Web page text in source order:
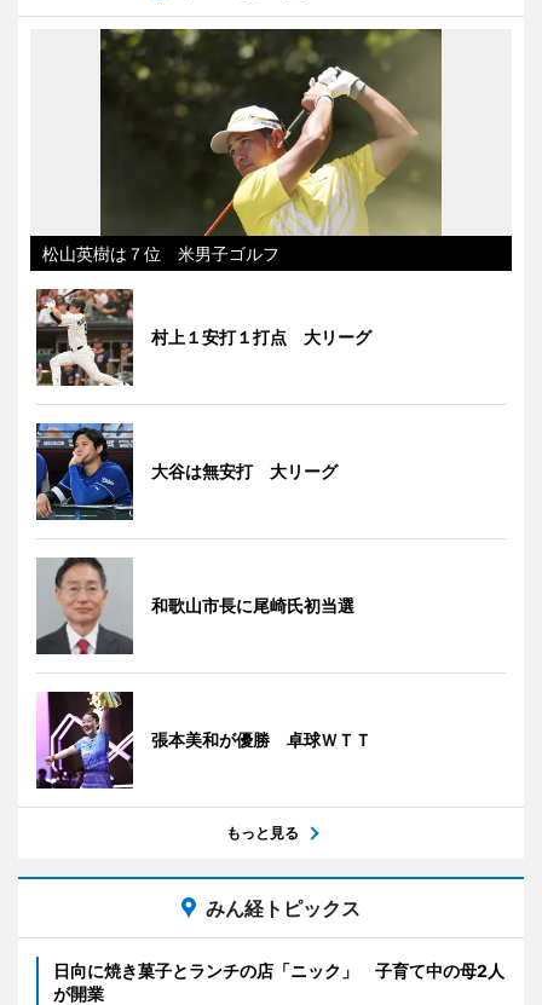
松山英樹は７位 米男子ゴルフ
村上１安打１打点 大リーグ
大谷は無安打 大リーグ
和歌山市長に尾崎氏初当選
張本美和が優勝 卓球ＷＴＴ
もっと見る
みん経トピックス
日向に焼き菓子とランチの店「ニック」 子育て中の母2人
が開業